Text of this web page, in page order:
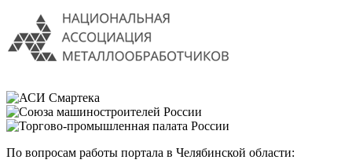
По вопросам работы портала в Челябинской области: